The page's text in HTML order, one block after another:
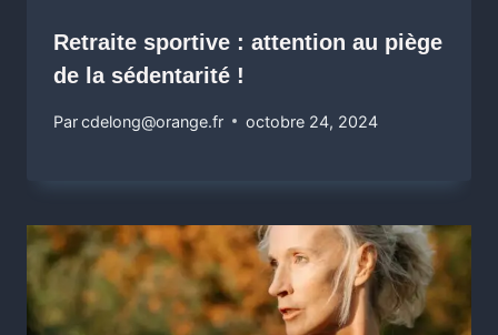
Retraite sportive : attention au piège
de la sédentarité !
Parcdelong@orange.fr octobre 24, 2024